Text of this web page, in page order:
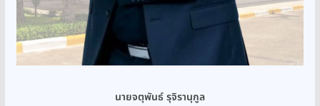
นายจตุพันธ์ รุจิรานุกูล